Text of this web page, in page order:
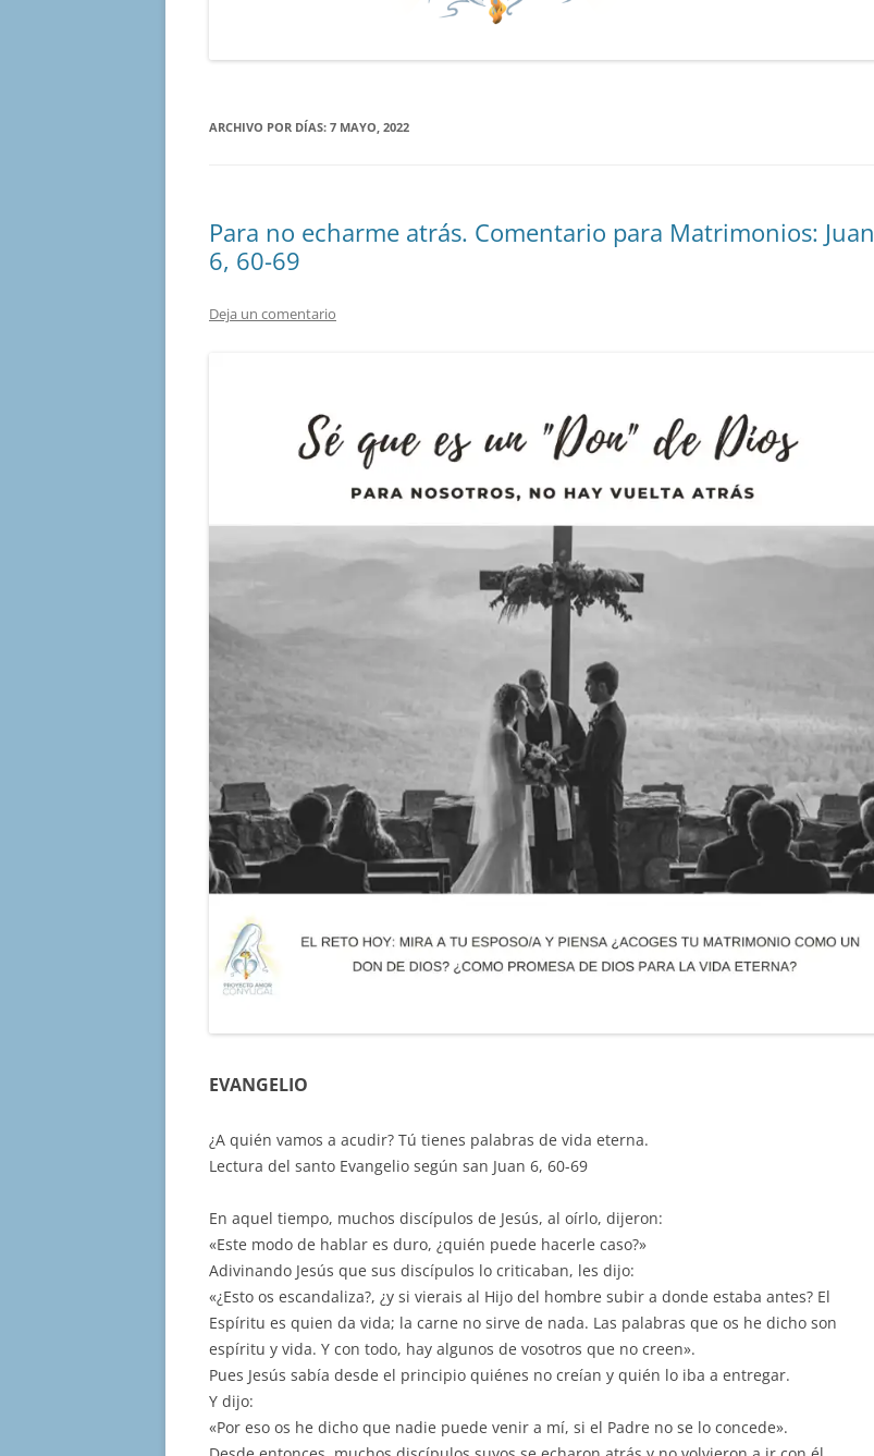
ARCHIVO POR DÍAS: 7 MAYO, 2022
Para no echarme atrás. Comentario para Matrimonios: Juan
6, 60-69
Deja un comentario
EVANGELIO
¿A quién vamos a acudir? Tú tienes palabras de vida eterna.
Lectura del santo Evangelio según san Juan 6, 60-69
En aquel tiempo, muchos discípulos de Jesús, al oírlo, dijeron:
«Este modo de hablar es duro, ¿quién puede hacerle caso?»
Adivinando Jesús que sus discípulos lo criticaban, les dijo:
«¿Esto os escandaliza?, ¿y si vierais al Hijo del hombre subir a donde estaba antes? El
Espíritu es quien da vida; la carne no sirve de nada. Las palabras que os he dicho son
espíritu y vida. Y con todo, hay algunos de vosotros que no creen».
Pues Jesús sabía desde el principio quiénes no creían y quién lo iba a entregar.
Y dijo:
«Por eso os he dicho que nadie puede venir a mí, si el Padre no se lo concede».